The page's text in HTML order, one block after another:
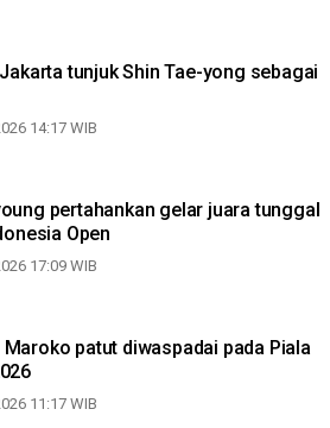
tunjuk Shin Tae-yong sebagai
14:17 WIB
pertahankan gelar juara tunggal
Indonesia Open
17:09 WIB
patut diwaspadai pada Piala
11:17 WIB